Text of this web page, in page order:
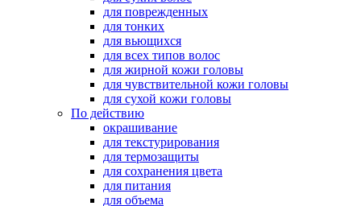
для поврежденных
для тонких
для вьющихся
для всех типов волос
для жирной кожи головы
для чувствительной кожи головы
для сухой кожи головы
По действию
окрашивание
для текстурирования
для термозащиты
для сохранения цвета
для питания
для объема